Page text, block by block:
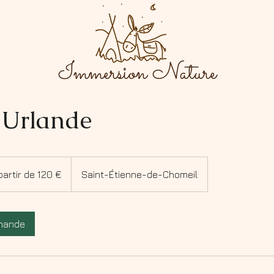
Immersion Nature
de 120 € Saint-Étienne-de-Chomeil